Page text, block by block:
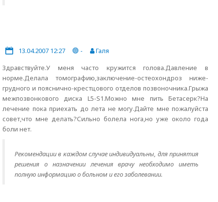
13.04.2007 12:27 -
Галя
Здравствуйте.У меня часто кружится голова.Давление в
норме.Делала томографию,заключение-остеохондроз ниже-
грудного и пояснично-крестцового отделов позвоночника.Грыжа
межпозвонкового диска L5-S1.Можно мне пить Бетасерк?На
лечение пока приехать до лета не могу.Дайте мне пожалуйста
совет,что мне делать?Сильно болела нога,но уже около года
боли нет.
Рекомендации в каждом случае индивидуальны, для принятия
решения о назначении лечения врачу необходимо иметь
полную информацию о больном и его заболевании.